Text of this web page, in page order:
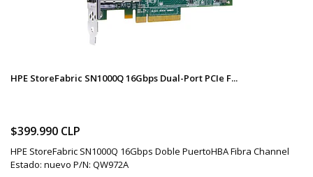
HPE StoreFabric SN1000Q 16Gbps Dual-Port PCIe F...
$399.990 CLP
HPE StoreFabric SN1000Q 16Gbps Doble PuertoHBA Fibra Channel
Estado: nuevo P/N: QW972A